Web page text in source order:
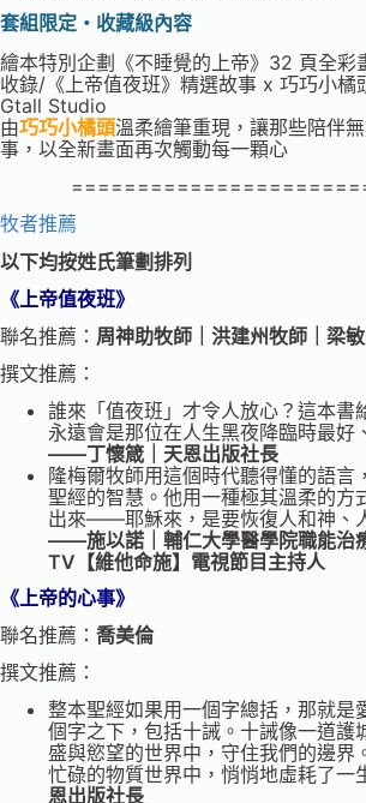
套組限定・收藏級內容
繪本特別企劃《不睡覺的上帝》32 頁全彩
收錄/《上帝值夜班》精選故事 x 巧巧小橘
Gtall Studio
由巧巧小橘頭溫柔繪筆重現，讓那些陪伴
事，以全新畫面再次觸動每一顆心
牧者推薦
以下均按姓氏筆劃排列
《上帝值夜班》
聯名推薦： 周神助牧師｜洪建州牧師｜梁
撰文推薦：
誰來「值夜班」才令人放心？這本書
永遠會是那位在人生黑夜降臨時最好
——丁懷箴｜天恩出版社長
隆梅爾牧師用這個時代聽得懂的語言
聖經的智慧。他用一種極其溫柔的方
出來——耶穌來，是要恢復人和神、
——施以諾｜輔仁大學醫學院職能治
TV【維他命施】電視節目主持人
《上帝的心事》
聯名推薦： 喬美倫
撰文推薦：
整本聖經如果用一個字總括，那就是
個字之下，包括十誡。十誡像一道護
盛與慾望的世界中，守住我們的邊界
忙碌的物質世界中，悄悄地虛耗了一
恩出版社長